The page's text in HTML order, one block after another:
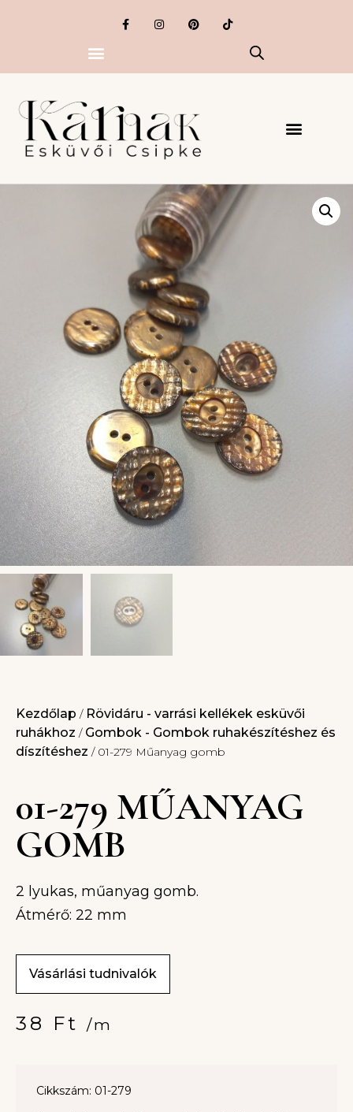
Kezdőlap / Rövidáru - varrási kellékek esküvői
ruhákhoz / Gombok - Gombok ruhakészítéshez és
díszítéshez / 01-279 Műanyag gomb
01-279 MŰANYAG
GOMB
2 lyukas, műanyag gomb.
Átmérő: 22 mm
Vásárlási tudnivalók
38 Ft /m
Cikkszám: 01-279